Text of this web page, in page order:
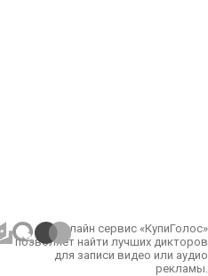
Онлайн сервис «КупиГолос»
позволяет найти лучших дикторов
для записи видео или аудио
рекламы.